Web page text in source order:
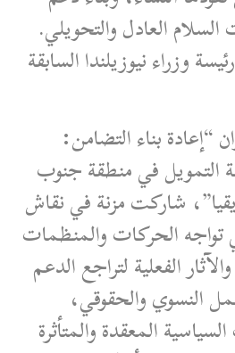
العادل والتحويلي.
وزراء نيوزيلندا السابقة
بناء التضامن:
التمويل في منطقة جنوب
شاركت مزنة في نقاش
تواجه الحركات والمنظمات
الفعلية لتراجع الدعم
النسوي والحقوقي،
المعقدة والمتأثرة